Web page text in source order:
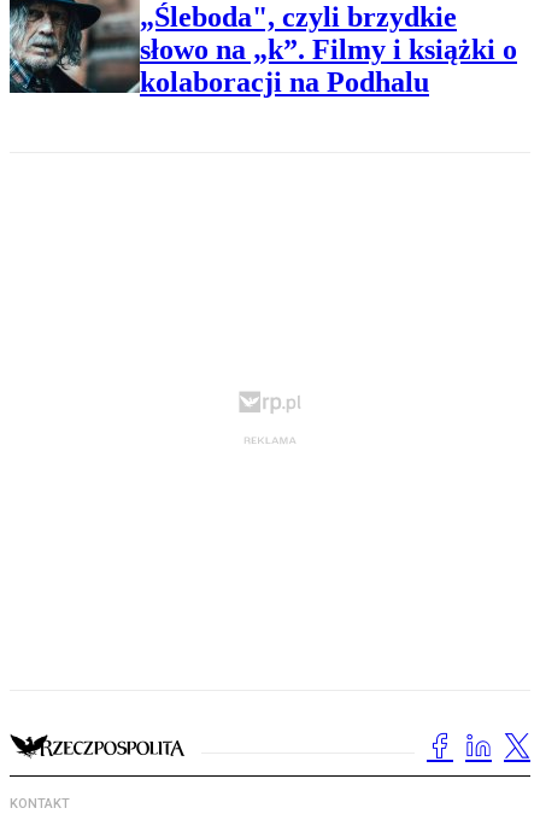
„Śleboda", czyli brzydkie
słowo na „k”. Filmy i książki o
kolaboracji na Podhalu
KONTAKT